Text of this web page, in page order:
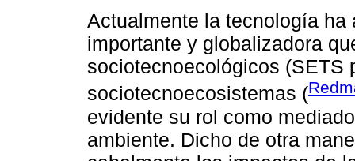
Actualmente la tecnología
importante y globalizadora
sociotecnoecológicos (SETS
sociotecnoecosistemas (
evidente su rol como
ambiente. Dicho de otra